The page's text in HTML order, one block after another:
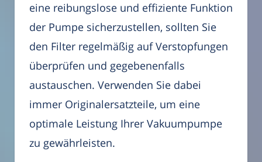
eine reibungslose und effiziente Funktion
der Pumpe sicherzustellen, sollten Sie
den Filter regelmäßig auf Verstopfungen
überprüfen und gegebenenfalls
austauschen. Verwenden Sie dabei
immer Originalersatzteile, um eine
optimale Leistung Ihrer Vakuumpumpe
zu gewährleisten.